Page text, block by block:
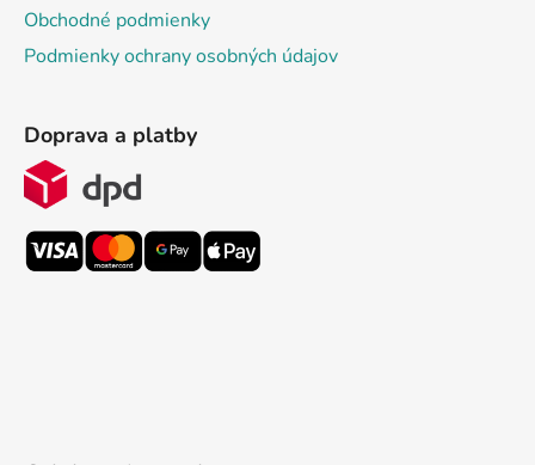
Obchodné podmienky
Podmienky ochrany osobných údajov
Doprava a platby